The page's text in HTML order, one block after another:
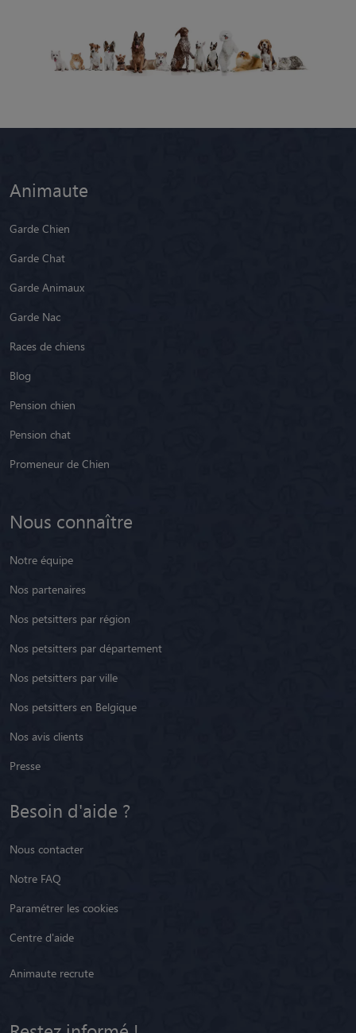
Animaute
Garde Chien
Garde Chat
Garde Animaux
Garde Nac
Races de chiens
Blog
Pension chien
Pension chat
Promeneur de Chien
Nous connaître
Notre équipe
Nos partenaires
Nos petsitters par région
Nos petsitters par département
Nos petsitters par ville
Nos petsitters en Belgique
Nos avis clients
Presse
Besoin d'aide ?
Nous contacter
Notre FAQ
Paramétrer les cookies
Centre d'aide
Animaute recrute